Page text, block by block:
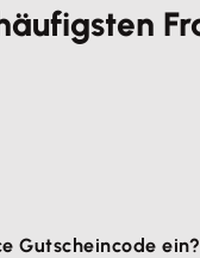
Gutscheincode ein?